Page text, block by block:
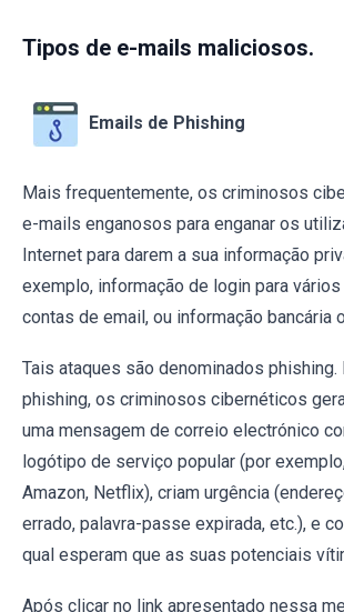
Tipos de e-mails maliciosos.
Emails de Phishing
Mais frequentemente, os criminosos
e-mails enganosos para enganar os
Internet para darem a sua informação
exemplo, informação de login para
contas de email, ou informação bancária
Tais ataques são denominados phishing.
phishing, os criminosos cibernéticos
uma mensagem de correio electrónico
logótipo de serviço popular (por
Amazon, Netflix), criam urgência
errado, palavra-passe expirada, etc.), e
qual esperam que as suas potenciais
Após clicar no link apresentado nessa